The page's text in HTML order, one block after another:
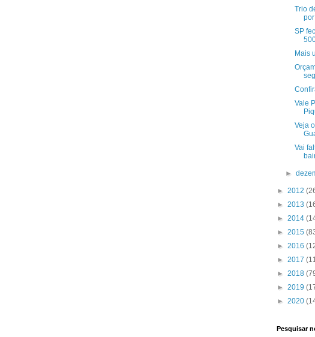
Trio
SP
Mais
Vale
Veja
Vai
►
► 2012
► 2013
► 2014
► 2015
► 2016
► 2017
► 2018
► 2019
► 2020
Pesquisar